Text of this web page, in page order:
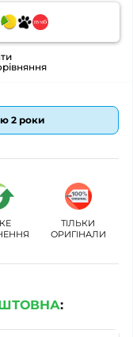
2 роки
ТІЛЬКИ
ОРИГІНАЛИ
: